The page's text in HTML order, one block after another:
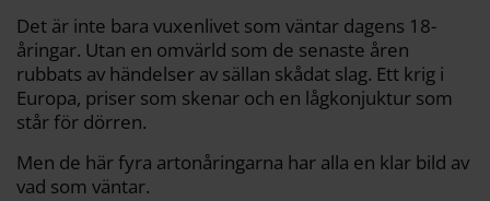
k k
Det är inte bara vuxenlivet som väntar dagens 18-
åringar. Utan en omvärld som de senaste åren
rubbats av händelser av sällan skådat slag. Ett krig i
Europa, priser som skenar och en lågkonjuktur som
står för dörren.
Men de här fyra artonåringarna har alla en klar bild av
vad som väntar.